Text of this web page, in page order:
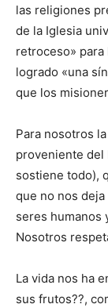
las religiones
de la Iglesia
retroceso»
logrado «una
que los
Para nosotros
proveniente del
sostiene todo),
que no nos
seres humanos
Nosotros
La vida nos ha
sus frutos??,